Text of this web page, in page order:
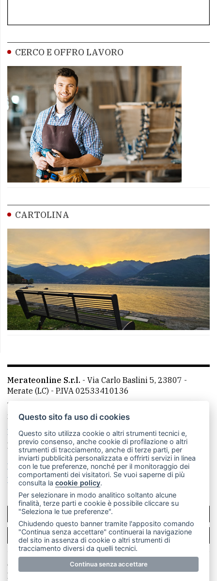
CERCO E OFFRO LAVORO
CARTOLINA
Merateonline S.r.l. - Via Carlo Baslini 5, 23807 -
Merate (LC) - P.IVA 02533410136
Telefono:
mail: redazione@leccoonline.com
La redazione
MerateOnline CasateOnline
RSS
Made by VIP
Privacy policy
Cookie policy
Rivedi le tue scelte sui cookie
SCRIVICI
PER LA TUA PUBBLICITÀ
© Copyright Merateonline S.r.l. - Tutti i diritti riservati.
E' proibita la riproduzione e pubblicazione anche
Questo sito fa uso di cookies
Questo sito utilizza cookie o altri strumenti tecnici e,
previo consenso, anche cookie di profilazione o altri
strumenti di tracciamento, anche di terze parti, per
inviarti pubblicità personalizzata e offrirti servizi in linea
con le tue preferenze, nonché per il monitoraggio dei
comportamenti dei visitatori. Se vuoi saperne di più
consulta lacookie policy.
Per selezionare in modo analitico soltanto alcune
finalità, terze parti e cookie è possibile cliccare su
"Seleziona le tue preferenze".
Chiudendo questo banner tramite l'apposito comando
"Continua senza accettare" continuerai la navigazione
del sito in assenza di cookie o altri strumenti di
tracciamento diversi da quelli tecnici.
Continua senza accettare